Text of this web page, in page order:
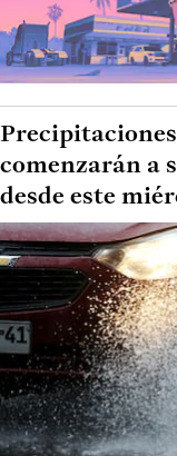
comenzarán a
desde este